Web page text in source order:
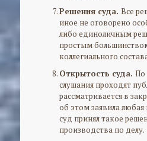
Решения суда. Все
иное не оговорено
либо единоличным
простым
коллегиального
Открытость суда. По
слушания проходят
рассматривается в
об этом заявила любая
суд принял такое
производства по делу.